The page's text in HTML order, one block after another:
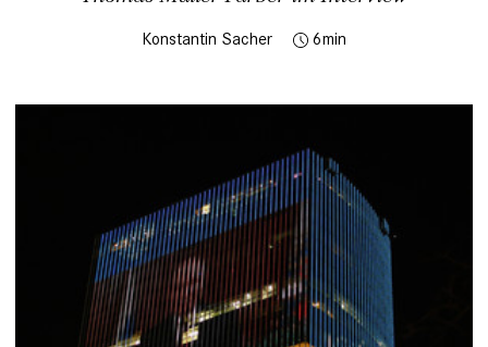
Konstantin Sacher 6